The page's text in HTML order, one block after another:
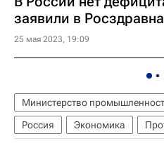
заявили в
25 мая 2023, 19:09
Россия
Экономика